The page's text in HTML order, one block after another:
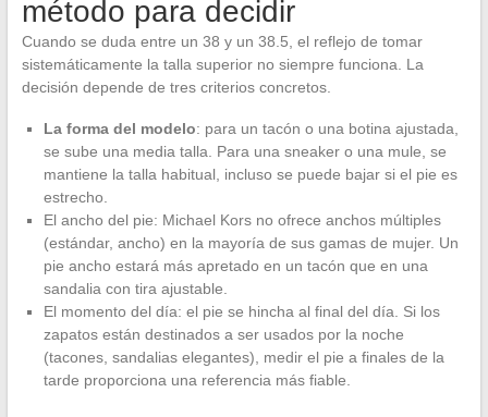
método para decidir
Cuando se duda entre un 38 y un 38.5, el reflejo de tomar
sistemáticamente la talla superior no siempre funciona. La
decisión depende de tres criterios concretos.
La forma del modelo: para un tacón o una botina ajustada,
se sube una media talla. Para una sneaker o una mule, se
mantiene la talla habitual, incluso se puede bajar si el pie es
estrecho.
El ancho del pie: Michael Kors no ofrece anchos múltiples
(estándar, ancho) en la mayoría de sus gamas de mujer. Un
pie ancho estará más apretado en un tacón que en una
sandalia con tira ajustable.
El momento del día: el pie se hincha al final del día. Si los
zapatos están destinados a ser usados por la noche
(tacones, sandalias elegantes), medir el pie a finales de la
tarde proporciona una referencia más fiable.